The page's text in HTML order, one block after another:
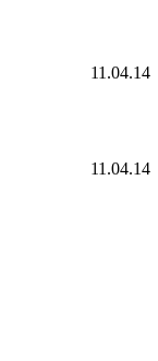
11.04.14
11.04.14